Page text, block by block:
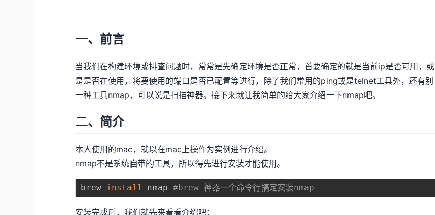
一、前言
当我们在构建环境或排查问题时，常常是先确定环境是否正常，首要确定的就是当前ip是否可用，或
是是否在使用，将要使用的端口是否已配置等进行，除了我们常用的ping或是telnet工具外，还有别
一种工具nmap，可以说是扫描神器。接下来就让我简单的给大家介绍一下nmap吧。
二、简介
本人使用的mac，就以在mac上操作为实例进行介绍。
nmap不是系统自带的工具，所以得先进行安装才能使用。
brew install nmap #brew 神器一个命令行搞定安装nmap
安装完成后，我们就先来看看介绍吧：